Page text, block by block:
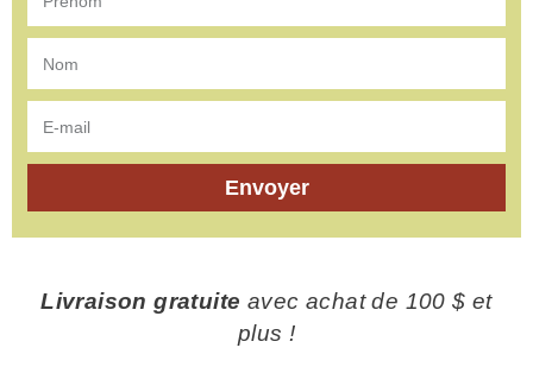
Envoyer
Livraison gratuite avec achat de 100 $ et
plus !